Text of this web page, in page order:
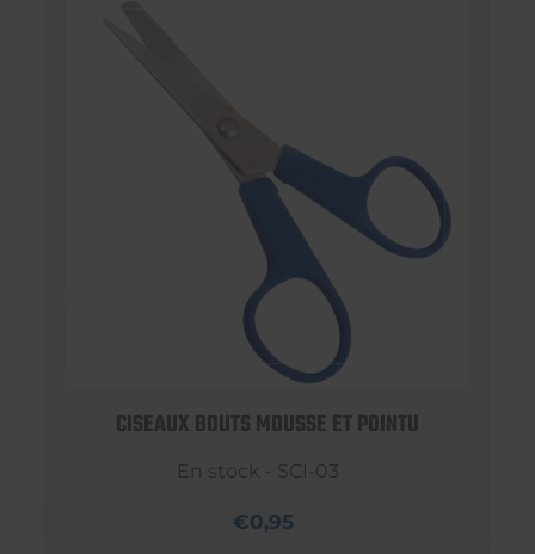
CISEAUX BOUTS MOUSSE ET POINTU
En stock - SCI-03
€0,95